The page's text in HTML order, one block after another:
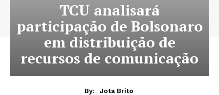
TCU analisará
participação de Bolsonaro
em distribuição de
recursos de comunicação
By:
Jota Brito